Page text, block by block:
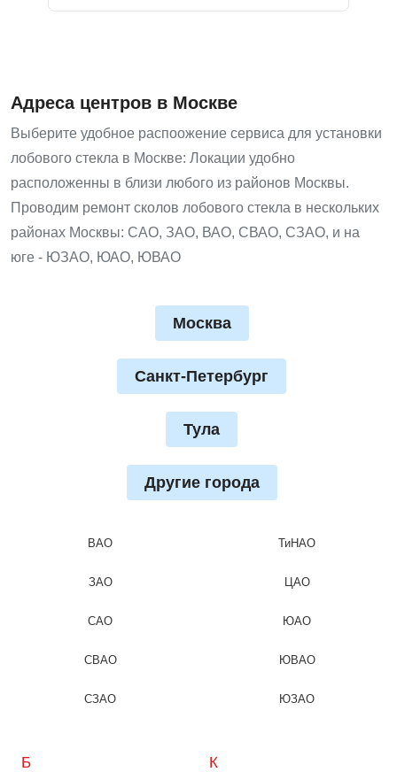
Адреса центров в Москве
Выберите удобное распоожение сервиса для установки
лобового стекла в Москве: Локации удобно
расположенны в близи любого из районов Москвы.
Проводим ремонт сколов лобового стекла в нескольких
районах Москвы: САО, ЗАО, ВАО, СВАО, СЗАО, и на
юге - ЮЗАО, ЮАО, ЮВАО
Москва
Санкт-Петербург
Тула
Другие города
ВАО
ЗАО
САО
СВАО
СЗАО
ТиНАО
ЦАО
ЮАО
ЮВАО
ЮЗАО
Б К